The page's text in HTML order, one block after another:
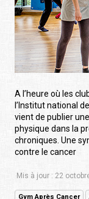
A l’heure où les
l’Institut national
vient de publier
physique dans la
chroniques. Une
contre le cancer
Mis à jour : 22
Gym Après Cancer